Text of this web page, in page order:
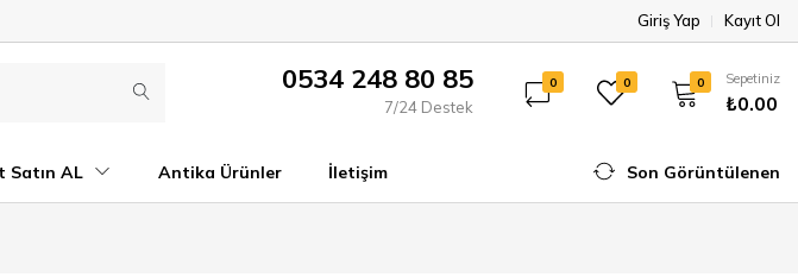
Giriş Yap Kayıt Ol
0534 248 80 85
7/24 Destek
0 0 0 Sepetiniz
₺0.00
Satın AL Antika Ürünler İletişim Son Görüntülenen